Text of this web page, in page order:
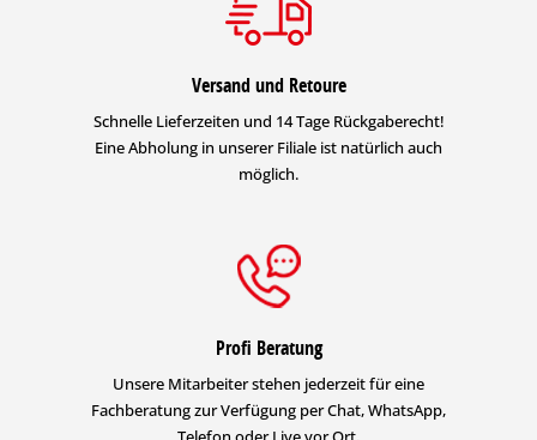
Versand und Retoure
Schnelle Lieferzeiten und 14 Tage Rückgaberecht!
Eine Abholung in unserer Filiale ist natürlich auch
möglich.
Profi Beratung
Unsere Mitarbeiter stehen jederzeit für eine
Fachberatung zur Verfügung per Chat, WhatsApp,